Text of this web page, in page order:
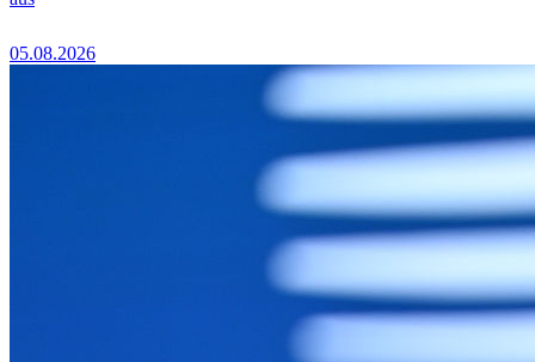
05.08.2026